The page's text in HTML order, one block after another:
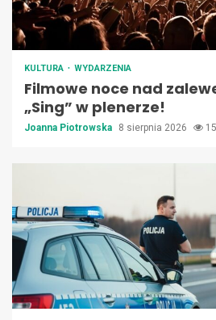
KULTURA WYDARZENIA
Filmowe noce nad
„Sing” w plenerze!
Joanna Piotrowska 8 sierpnia 2026 15